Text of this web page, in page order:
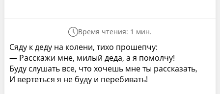
Время чтения: 1 мин.
Сяду к деду на колени, тихо прошепчу:
— Расскажи мне, милый деда, а я помолчу!
Буду слушать все, что хочешь мне ты рассказать,
И вертеться я не буду и перебивать!